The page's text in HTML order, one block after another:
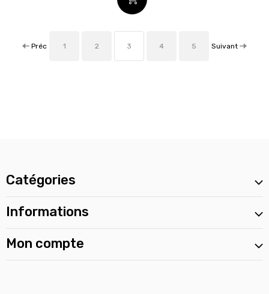
Préc 1 2 3 4 5 Suivant
Catégories
Informations
Mon compte